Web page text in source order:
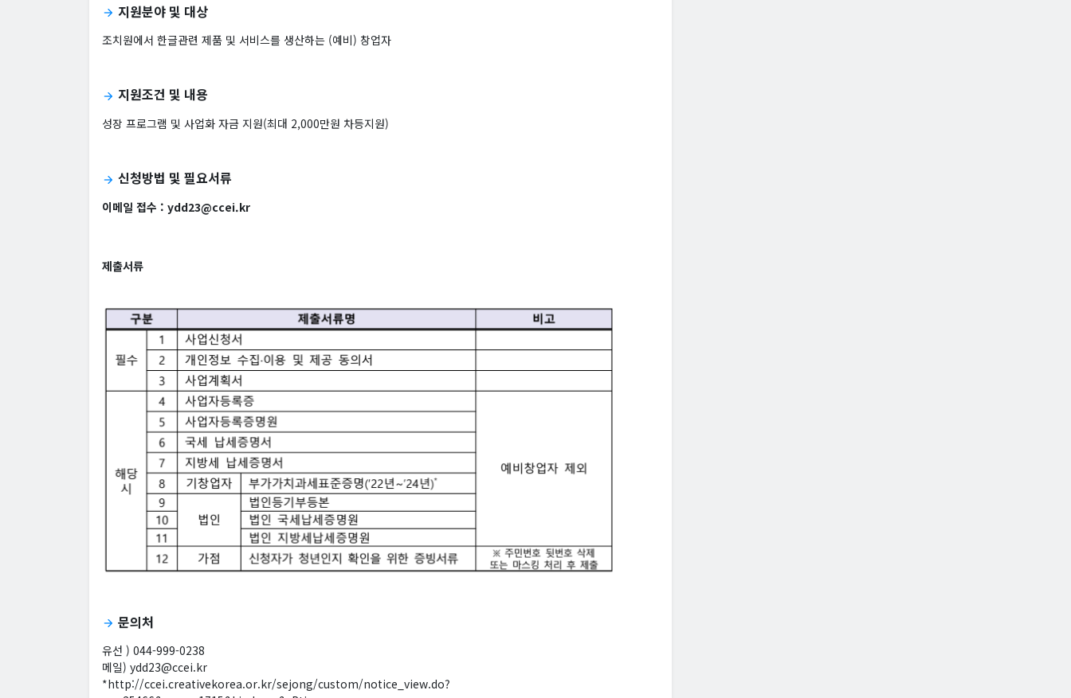
arrow_forward 지원분야 및 대상
조치원에서 한글관련 제품 및 서비스를 생산하는 (예비) 창업자
arrow_forward 지원조건 및 내용
성장 프로그램 및 사업화 자금 지원(최대 2,000만원 차등지원)
arrow_forward 신청방법 및 필요서류
이메일 접수 : ydd23@ccei.kr
제출서류
arrow_forward 문의처
유선 ) 044-999-0238
메일) ydd23@ccei.kr
*http://ccei.creativekorea.or.kr/sejong/custom/notice_view.do?